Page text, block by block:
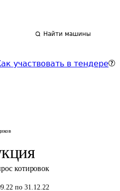
Найти машины
участвовать в тендере
котировок
по 31.12.22